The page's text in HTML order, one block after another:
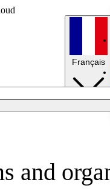
Français
and